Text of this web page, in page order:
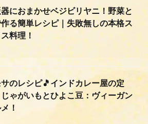
におまかせベジビリヤニ！野菜と
る簡単レシピ｜失敗無しの本格ス
料理！
のレシピ🎵インドカレー屋の定
ゃがいもとひよこ豆：ヴィーガン
！